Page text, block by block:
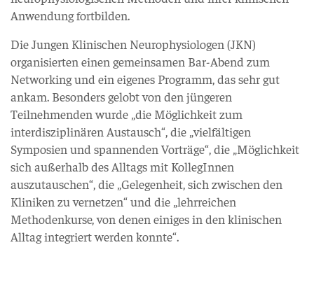
Anwendung fortbilden.
Die Jungen Klinischen Neurophysiologen (JKN)
organisierten einen gemeinsamen Bar-Abend zum
Networking und ein eigenes Programm, das sehr gut
ankam. Besonders gelobt von den jüngeren
Teilnehmenden wurde „die Möglichkeit zum
interdisziplinären Austausch“, die „vielfältigen
Symposien und spannenden Vorträge“, die „Möglichkeit
sich außerhalb des Alltags mit KollegInnen
auszutauschen“, die „Gelegenheit, sich zwischen den
Kliniken zu vernetzen“ und die „lehrreichen
Methodenkurse, von denen einiges in den klinischen
Alltag integriert werden konnte“.